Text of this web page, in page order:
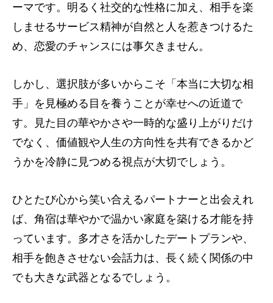
ーマです。明るく社交的な性格に加え、相手を楽
しませるサービス精神が自然と人を惹きつけるた
め、恋愛のチャンスには事欠きません。
しかし、選択肢が多いからこそ「本当に大切な相
手」を見極める目を養うことが幸せへの近道で
す。見た目の華やかさや一時的な盛り上がりだけ
でなく、価値観や人生の方向性を共有できるかど
うかを冷静に見つめる視点が大切でしょう。
ひとたび心から笑い合えるパートナーと出会えれ
ば、角宿は華やかで温かい家庭を築ける才能を持
っています。多才さを活かしたデートプランや、
相手を飽きさせない会話力は、長く続く関係の中
でも大きな武器となるでしょう。